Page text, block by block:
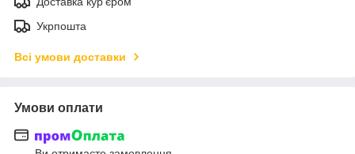
Укрпошта
Всі умови доставки
Умови оплати